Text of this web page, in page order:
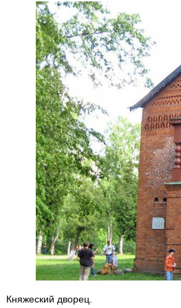
Княжеский дворец.